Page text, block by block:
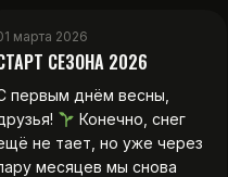
марта 2026
СЕЗОНА 2026
первым днём весны,
Конечно, снег
не тает, но уже через
месяцев мы снова